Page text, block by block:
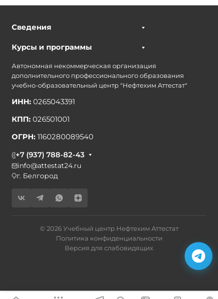
Сведения
Курсы и программы
Автономная некоммерческая организация
дополнительного профессионального образования
учебно-образовательный центр "Нефтехим Аттестат"
ИНН: 0265043391
КПП: 026501001
ОГРН: 1160280089540
+7 (937) 788-82-43
info@attestat24.ru
г. Белгород
© 2026 Учебный центр Нефтехим Аттестат
Политика конфиденциальности
Версия для слабовидящих